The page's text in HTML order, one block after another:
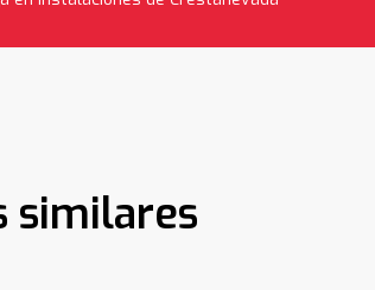
similares